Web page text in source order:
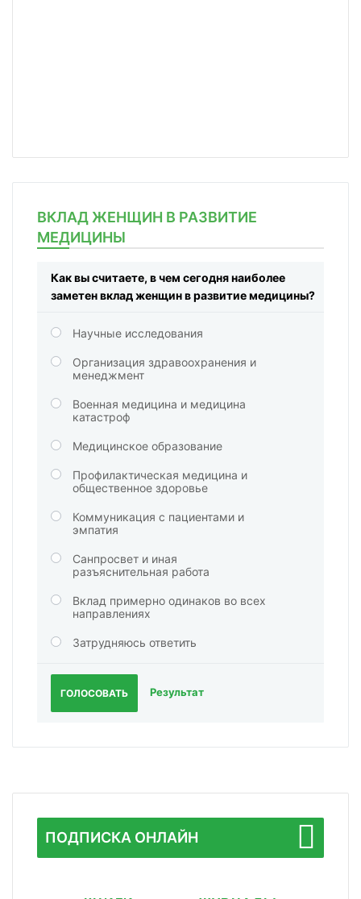
ВКЛАД ЖЕНЩИН В РАЗВИТИЕ
МЕДИЦИНЫ
Как вы считаете, в чем сегодня наиболее
заметен вклад женщин в развитие медицины?
Научные исследования
Организация здравоохранения и
менеджмент
Военная медицина и медицина
катастроф
Медицинское образование
Профилактическая медицина и
общественное здоровье
Коммуникация с пациентами и
эмпатия
Санпросвет и иная
разъяснительная работа
Вклад примерно одинаков во всех
направлениях
Затрудняюсь ответить
ГОЛОСОВАТЬ Результат
ПОДПИСКА ОНЛАЙН